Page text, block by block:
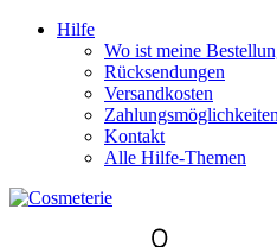
Hilfe
Wo ist meine
Rücksendungen
Versandkosten
Zahlungsmöglichkeiten
Kontakt
Alle Hilfe-Themen